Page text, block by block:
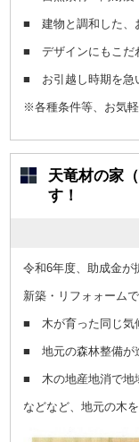
■ 建物と調和した、
■ デザインにもこだ
■ お引越し時期を急
※各種条件等、お気軽
天竜材の家
す！
令和6年度、助成金が
新築・リフォォーム
■ 木が育った同じ気
■ 地元の森林整備が
■ 木の地産地消で地
などなど、地元の木